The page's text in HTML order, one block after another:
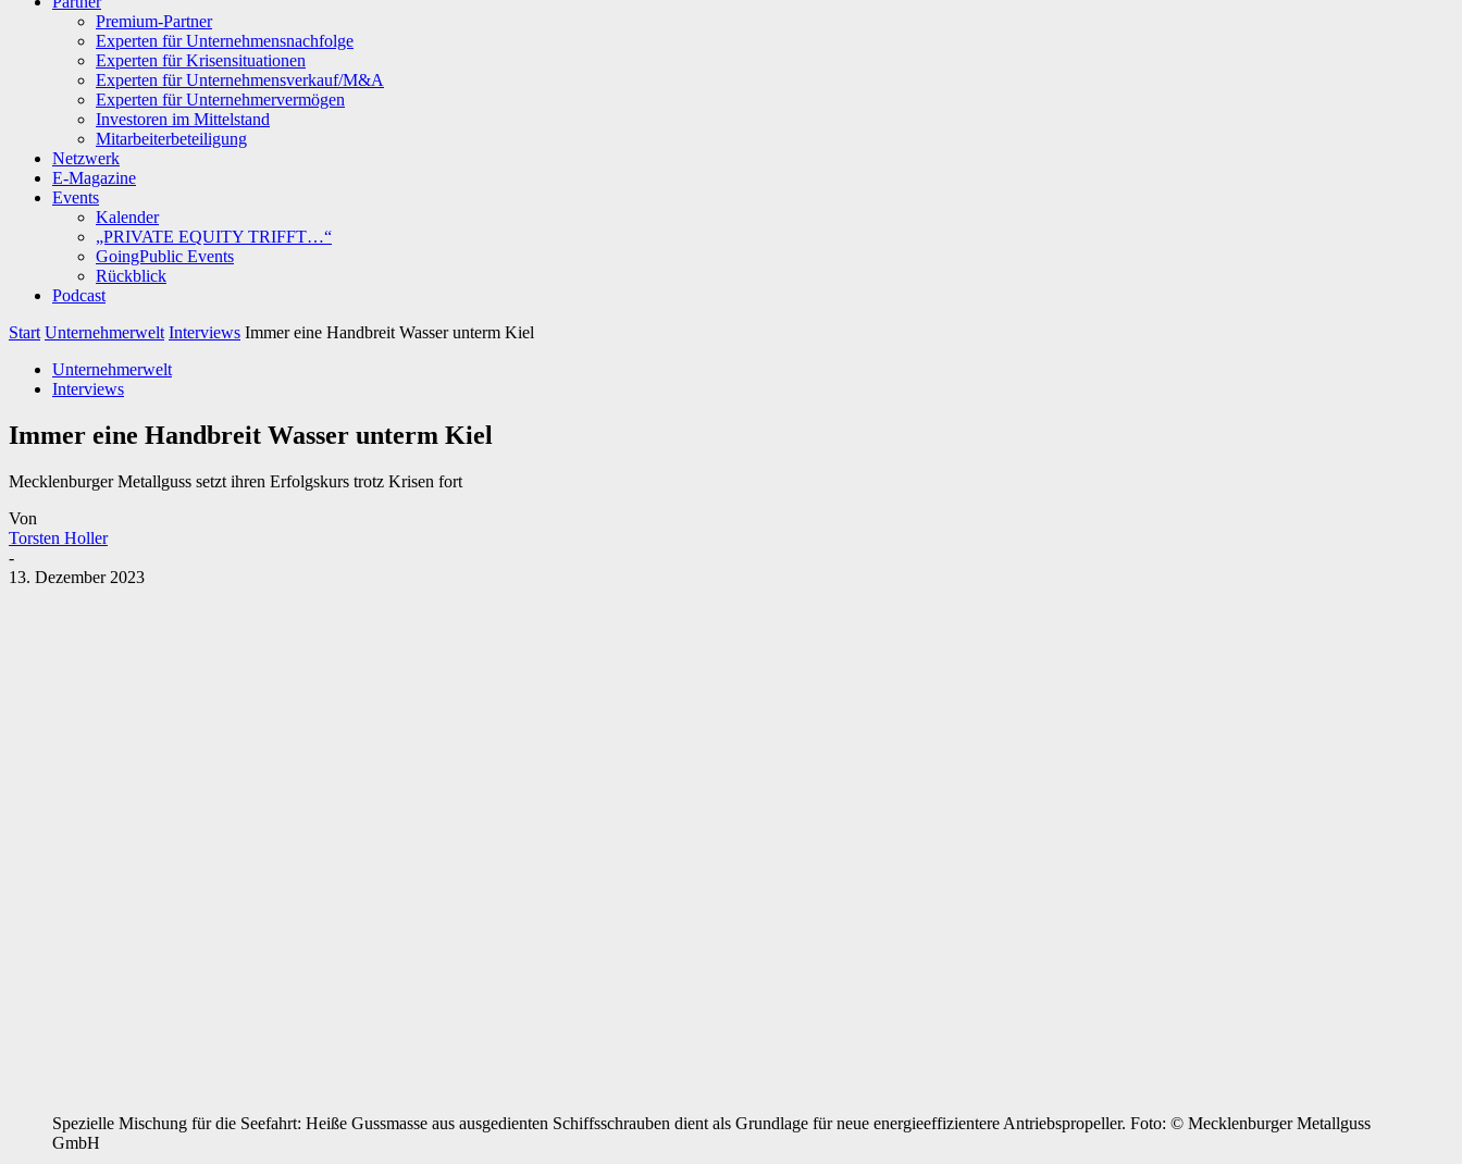
Premium-Partner
Experten für Unternehmensnachfolge
Experten für Krisensituationen
Experten für Unternehmensverkauf/M&A
Experten für Unternehmervermögen
Investoren im Mittelstand
Mitarbeiterbeteiligung
Netzwerk
E-Magazine
Events
Kalender
„PRIVATE EQUITY TRIFFT…“
GoingPublic Events
Rückblick
Podcast
Start Unternehmerwelt Interviews Immer eine Handbreit Wasser unterm Kiel
Unternehmerwelt
Interviews
Immer eine Handbreit Wasser unterm Kiel
Mecklenburger Metallguss setzt ihren Erfolgskurs trotz Krisen fort
Von
Torsten Holler
-
13. Dezember 2023
Spezielle Mischung für die Seefahrt: Heiße Gussmasse aus ausgedienten Schiffsschrauben dient als Grundlage für neue energieeffizientere Antriebspropeller. Foto: © Mecklenburger Metallguss
GmbH